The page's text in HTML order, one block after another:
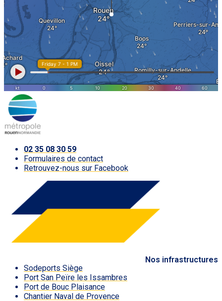
02 35 08 30 59
Formulaires de contact
Retrouvez-nous sur Facebook
Nos infrastructures
Sodeports Siège
Port San Peïre les Issambres
Port de Bouc Plaisance
Chantier Naval de Provence